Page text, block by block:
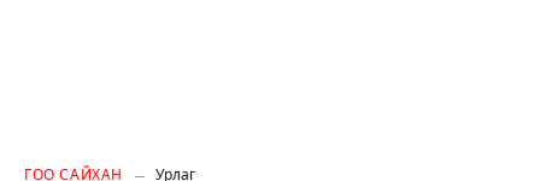
ГОО САЙХАН Урлаг